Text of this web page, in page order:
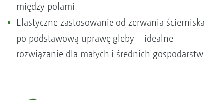
między polami
Elastyczne zastosowanie od zerwania ścierniska
po podstawową uprawę gleby – idealne
rozwiązanie dla małych i średnich gospodarstw